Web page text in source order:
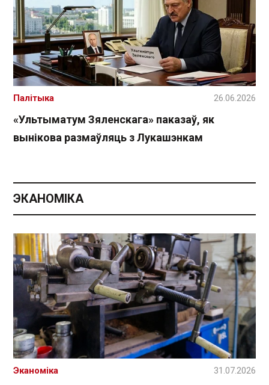
«Ультыматум Зяленскага» паказаў, як
вынікова размаўляць з Лукашэнкам
Палітыка 26.06.2026
ЭКАНОМІКА
Эканоміка 31.07.2026